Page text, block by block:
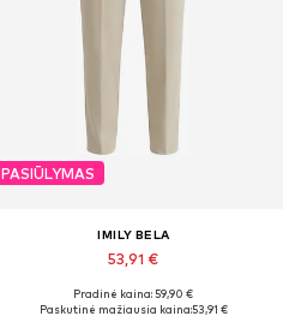
PASIŪLYMAS
IMILY BELA
53,91 €
Galimi dydžiai: 36, 38, 40, 42
Pradinė kaina: 59,90 €
Paskutinė mažiausia kaina:53,91 €